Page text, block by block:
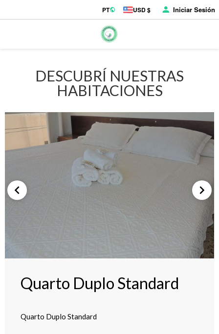
PT USD $ Iniciar Sesión
DESCUBRÍ NUESTRAS
HABITACIONES
Quarto Duplo Standard
Quarto Duplo Standard